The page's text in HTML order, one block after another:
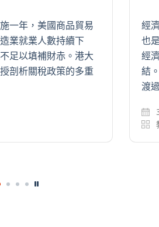
經濟的焦點，落在本月底在
的亞太經濟合作組織(APEC)
APEC會議舉行之前數天，在
，有另一事情也值得關注，…